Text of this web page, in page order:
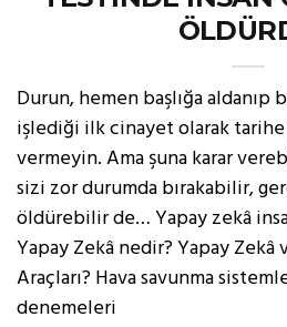
Durun, hemen başlığa aldanıp
işlediği ilk cinayet olarak
vermeyin. Ama şuna karar
sizi zor durumda bırakabilir,
öldürebilir de… Yapay zekâ
Yapay Zekâ nedir? Yapay Zekâ
Araçları? Hava savunma
denemeleri